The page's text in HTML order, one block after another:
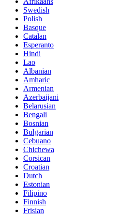
Swedish
Polish
Basque
Catalan
Esperanto
Hindi
Lao
Albanian
Amharic
Armenian
Azerbaijani
Belarusian
Bengali
Bosnian
Bulgarian
Cebuano
Chichewa
Corsican
Croatian
Dutch
Estonian
Filipino
Finnish
Frisian